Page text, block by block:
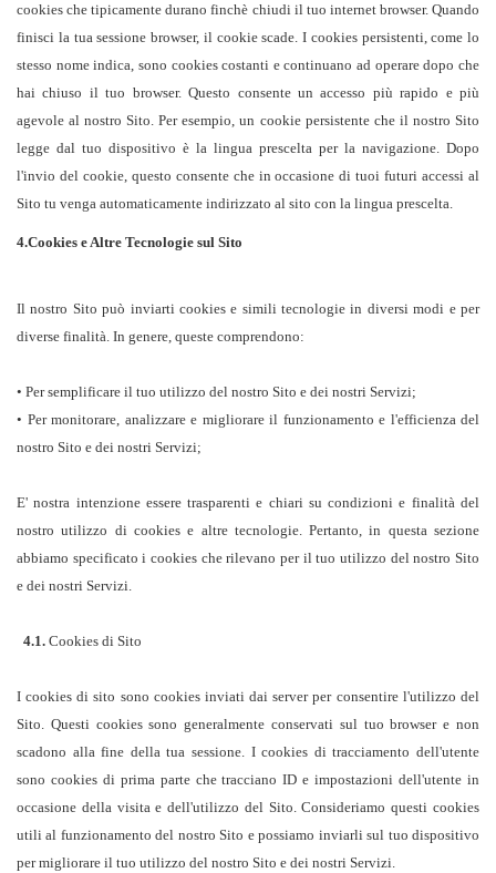
cookies che tipicamente durano finchè chiudi il tuo internet browser. Quando
finisci la tua sessione browser, il cookie scade. I cookies persistenti, come lo
stesso nome indica, sono cookies costanti e continuano ad operare dopo che
hai chiuso il tuo browser. Questo consente un accesso più rapido e più
agevole al nostro Sito. Per esempio, un cookie persistente che il nostro Sito
legge dal tuo dispositivo è la lingua prescelta per la navigazione. Dopo
l'invio del cookie, questo consente che in occasione di tuoi futuri accessi al
Sito tu venga automaticamente indirizzato al sito con la lingua prescelta.
4.Cookies e Altre Tecnologie sul Sito
Il nostro Sito può inviarti cookies e simili tecnologie in diversi modi e per
diverse finalità. In genere, queste comprendono:
• Per semplificare il tuo utilizzo del nostro Sito e dei nostri Servizi;
• Per monitorare, analizzare e migliorare il funzionamento e l'efficienza del
nostro Sito e dei nostri Servizi;
E' nostra intenzione essere trasparenti e chiari su condizioni e finalità del
nostro utilizzo di cookies e altre tecnologie. Pertanto, in questa sezione
abbiamo specificato i cookies che rilevano per il tuo utilizzo del nostro Sito
e dei nostri Servizi.
4.1. Cookies di Sito
I cookies di sito sono cookies inviati dai server per consentire l'utilizzo del
Sito. Questi cookies sono generalmente conservati sul tuo browser e non
scadono alla fine della tua sessione. I cookies di tracciamento dell'utente
sono cookies di prima parte che tracciano ID e impostazioni dell'utente in
occasione della visita e dell'utilizzo del Sito. Consideriamo questi cookies
utili al funzionamento del nostro Sito e possiamo inviarli sul tuo dispositivo
per migliorare il tuo utilizzo del nostro Sito e dei nostri Servizi.